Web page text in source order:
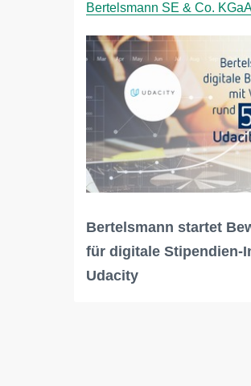
Bertelsmann SE & Co.
Bertelsmann startet
für digitale Stipendien-
Udacity